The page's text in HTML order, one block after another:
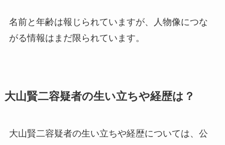
名前と年齢は報じられていますが、人物像につな
がる情報はまだ限られています。
大山賢二容疑者の生い立ちや経歴は？
大山賢二容疑者の生い立ちや経歴については、公